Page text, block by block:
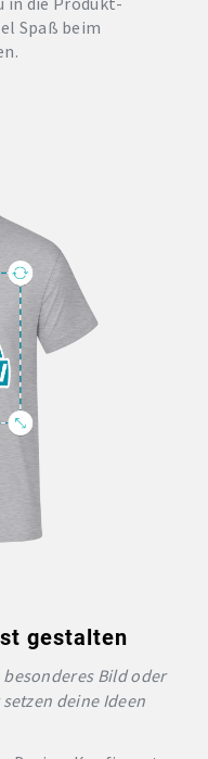
Spaß beim
gestalten
Bild oder
deine Ideen